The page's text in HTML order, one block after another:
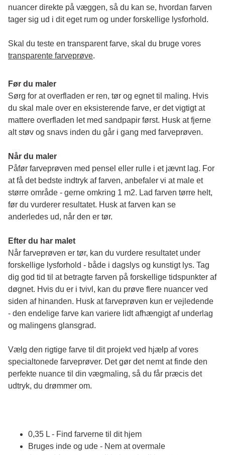
nuancer direkte på væggen, så du kan se, hvordan farven
tager sig ud i dit eget rum og under forskellige lysforhold.
transparente farveprøve.
Før du maler
Sørg for at overfladen er ren, tør og egnet til maling. Hvis
du skal male over en eksisterende farve, er det vigtigt at
mattere overfladen let med sandpapir først. Husk at fjerne
alt støv og snavs inden du går i gang med farveprøven.
Når du maler
Påfør farveprøven med pensel eller rulle i et jævnt lag. For
at få det bedste indtryk af farven, anbefaler vi at male et
større område - gerne omkring 1 m2. Lad farven tørre helt,
før du vurderer resultatet. Husk at farven kan se
anderledes ud, når den er tør.
Efter du har malet
Når farveprøven er tør, kan du vurdere resultatet under
forskellige lysforhold - både i dagslys og kunstigt lys. Tag
dig god tid til at betragte farven på forskellige tidspunkter af
døgnet. Hvis du er i tvivl, kan du prøve flere nuancer ved
siden af hinanden. Husk at farveprøven kun er vejledende
- den endelige farve kan variere lidt afhængigt af underlag
og malingens glansgrad.
Vælg den rigtige farve til dit projekt ved hjælp af vores
specialtonede farveprøver. Det gør det nemt at finde den
perfekte nuance til din vægmaling, så du får præcis det
udtryk, du drømmer om.
0,35 L - Find farverne til dit hjem
Bruges inde og ude - Nem at overmale